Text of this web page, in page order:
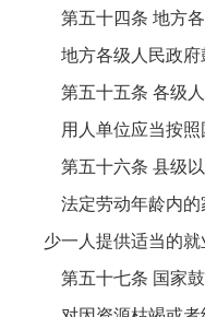
第五十四条 地方各
地方各级人民政府
第五十五条 各级
用人单位应当按照
第五十六条 县级以
法定劳动年龄内的
少一人提供适当的就
第五十七条 国家鼓